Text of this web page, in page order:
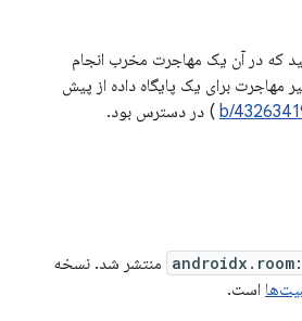
که در آن یک مهاجرت مخرب انجام
مهاجرت برای یک پایگاه داده از پیش
b/ ) در دسترس بود.
منتشر شد. نسخه
است.